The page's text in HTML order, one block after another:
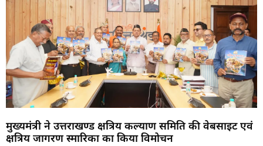
मुख्यमंत्री ने उत्तराखण्ड क्षत्रिय कल्याण समिति की वेबसाइट एवं
क्षत्रिय जागरण स्मारिका का किया विमोचन